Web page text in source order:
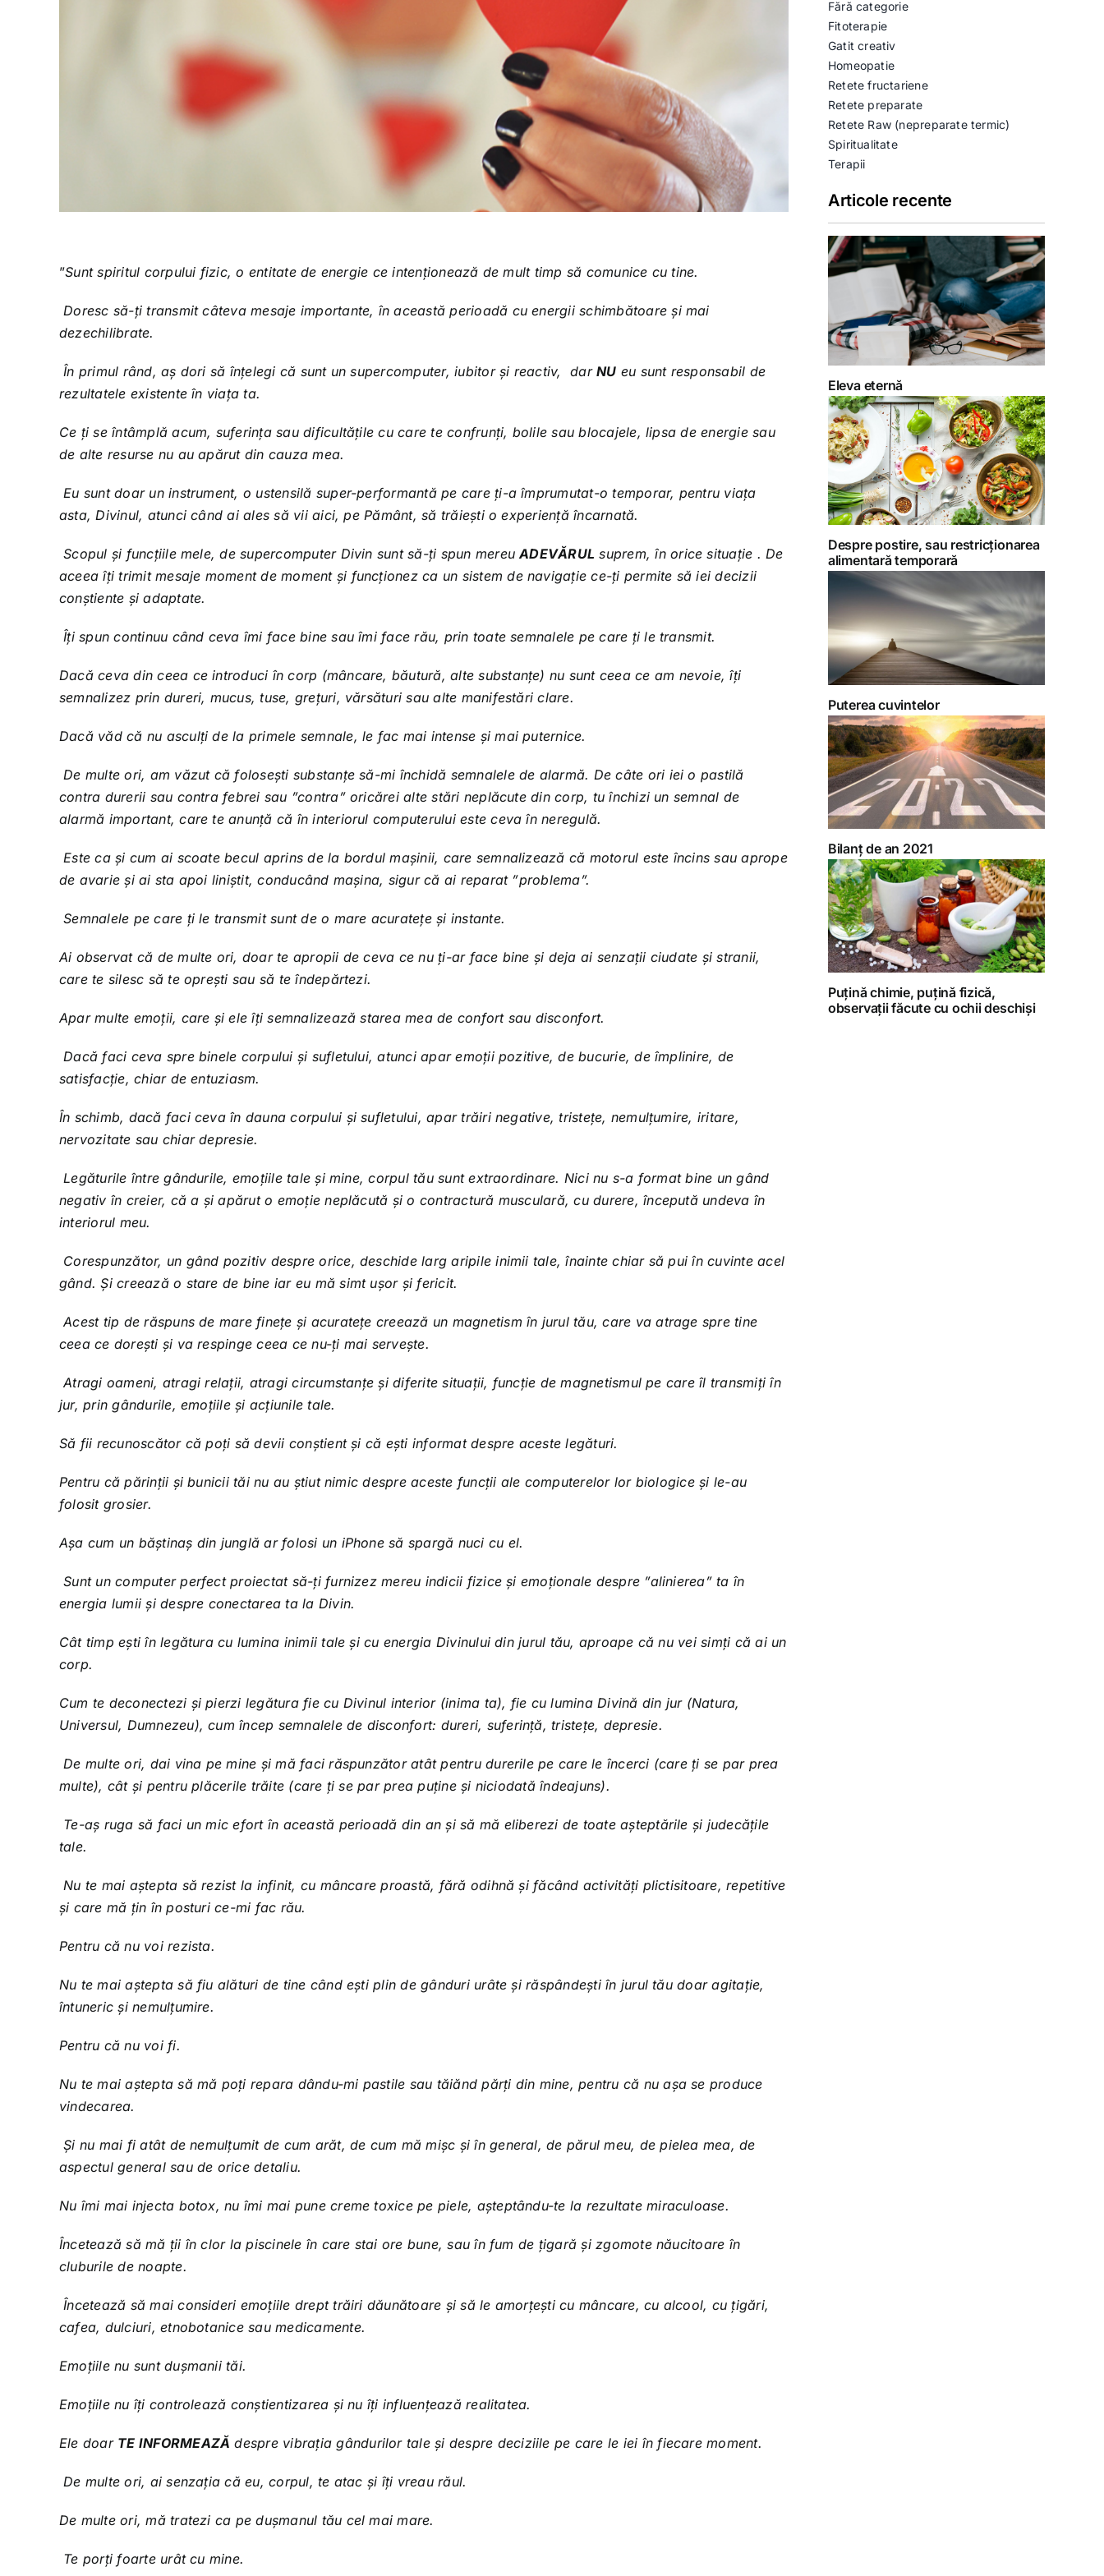
”Sunt spiritul corpului fizic, o entitate de energie ce intenționează de mult timp să comunice cu tine.
Doresc să-ți transmit câteva mesaje importante, în această perioadă cu energii schimbătoare și mai
dezechilibrate.
În primul rând, aș dori să înțelegi că sunt un supercomputer, iubitor și reactiv, darNU eu sunt responsabil de
rezultatele existente în viața ta.
Ce ți se întâmplă acum, suferința sau dificultățile cu care te confrunți, bolile sau blocajele, lipsa de energie sau
de alte resurse nu au apărut din cauza mea.
Eu sunt doar un instrument, o ustensilă super-performantă pe care ți-a împrumutat-o temporar, pentru viața
asta, Divinul, atunci când ai ales să vii aici, pe Pământ, să trăiești o experiență încarnată.
Scopul și funcțiile mele, de supercomputer Divin sunt să-ți spun mereuADEVĂRUL suprem, în orice situație . De
aceea îți trimit mesaje moment de moment și funcționez ca un sistem de navigație ce-ți permite să iei decizii
conștiente și adaptate.
Îți spun continuu când ceva îmi face bine sau îmi face rău, prin toate semnalele pe care ți le transmit.
Dacă ceva din ceea ce introduci în corp (mâncare, băutură, alte substanțe) nu sunt ceea ce am nevoie, îți
semnalizez prin dureri, mucus, tuse, grețuri, vărsături sau alte manifestări clare.
Dacă văd că nu asculți de la primele semnale, le fac mai intense și mai puternice.
De multe ori, am văzut că folosești substanțe să-mi închidă semnalele de alarmă. De câte ori iei o pastilă
contra durerii sau contra febrei sau ”contra” oricărei alte stări neplăcute din corp, tu închizi un semnal de
alarmă important, care te anunță că în interiorul computerului este ceva în neregulă.
Este ca și cum ai scoate becul aprins de la bordul mașinii, care semnalizează că motorul este încins sau aprope
de avarie și ai sta apoi liniștit, conducând mașina, sigur că ai reparat ”problema”.
Semnalele pe care ți le transmit sunt de o mare acuratețe și instante.
Ai observat că de multe ori, doar te apropii de ceva ce nu ți-ar face bine și deja ai senzații ciudate și stranii,
care te silesc să te oprești sau să te îndepărtezi.
Apar multe emoții, care și ele îți semnalizează starea mea de confort sau disconfort.
Dacă faci ceva spre binele corpului și sufletului, atunci apar emoții pozitive, de bucurie, de împlinire, de
satisfacție, chiar de entuziasm.
În schimb, dacă faci ceva în dauna corpului și sufletului, apar trăiri negative, tristețe, nemulțumire, iritare,
nervozitate sau chiar depresie.
Legăturile între gândurile, emoțiile tale și mine, corpul tău sunt extraordinare. Nici nu s-a format bine un gând
negativ în creier, că a și apărut o emoție neplăcută și o contractură musculară, cu durere, începută undeva în
interiorul meu.
Corespunzător, un gând pozitiv despre orice, deschide larg aripile inimii tale, înainte chiar să pui în cuvinte acel
gând. Și creează o stare de bine iar eu mă simt ușor și fericit.
Acest tip de răspuns de mare finețe și acuratețe creează un magnetism în jurul tău, care va atrage spre tine
ceea ce dorești și va respinge ceea ce nu-ți mai servește.
Atragi oameni, atragi relații, atragi circumstanțe și diferite situații, funcție de magnetismul pe care îl transmiți în
jur, prin gândurile, emoțiile și acțiunile tale.
Să fii recunoscător că poți să devii conștient și că ești informat despre aceste legături.
Pentru că părinții și bunicii tăi nu au știut nimic despre aceste funcții ale computerelor lor biologice și le-au
folosit grosier.
Așa cum un băștinaș din junglă ar folosi un iPhone să spargă nuci cu el.
Sunt un computer perfect proiectat să-ți furnizez mereu indicii fizice și emoționale despre ”alinierea” ta în
energia lumii și despre conectarea ta la Divin.
Cât timp ești în legătura cu lumina inimii tale și cu energia Divinului din jurul tău, aproape că nu vei simți că ai un
corp.
Cum te deconectezi și pierzi legătura fie cu Divinul interior (inima ta), fie cu lumina Divină din jur (Natura,
Universul, Dumnezeu), cum încep semnalele de disconfort: dureri, suferință, tristețe, depresie.
De multe ori, dai vina pe mine și mă faci răspunzător atât pentru durerile pe care le încerci (care ți se par prea
multe), cât și pentru plăcerile trăite (care ți se par prea puține și niciodată îndeajuns).
Te-aș ruga să faci un mic efort în această perioadă din an și să mă eliberezi de toate așteptările și judecățile
tale.
Nu te mai aștepta să rezist la infinit, cu mâncare proastă, fără odihnă și făcând activități plictisitoare, repetitive
și care mă țin în posturi ce-mi fac rău.
Pentru că nu voi rezista.
Nu te mai aștepta să fiu alături de tine când ești plin de gânduri urâte și răspândești în jurul tău doar agitație,
întuneric și nemulțumire.
Pentru că nu voi fi.
Nu te mai aștepta să mă poți repara dându-mi pastile sau tăiănd părți din mine, pentru că nu așa se produce
vindecarea.
Și nu mai fi atât de nemulțumit de cum arăt, de cum mă mișc și în general, de părul meu, de pielea mea, de
aspectul general sau de orice detaliu.
Nu îmi mai injecta botox, nu îmi mai pune creme toxice pe piele, așteptându-te la rezultate miraculoase.
Încetează să mă ții în clor la piscinele în care stai ore bune, sau în fum de țigară și zgomote năucitoare în
cluburile de noapte.
Încetează să mai consideri emoțiile drept trăiri dăunătoare și să le amorțești cu mâncare, cu alcool, cu țigări,
cafea, dulciuri, etnobotanice sau medicamente.
Emoțiile nu sunt dușmanii tăi.
Emoțiile nu îți controlează conștientizarea și nu îți influențează realitatea.
Ele doar TE INFORMEAZĂ despre vibrația gândurilor tale și despre deciziile pe care le iei în fiecare moment.
De multe ori, ai senzația că eu, corpul, te atac și îți vreau răul.
De multe ori, mă tratezi ca pe dușmanul tău cel mai mare.
Te porți foarte urât cu mine.
Fără categorie
Fitoterapie
Gatit creativ
Homeopatie
Retete fructariene
Retete preparate
Retete Raw (nepreparate termic)
Spiritualitate
Terapii
Articole recente
Eleva eternă
Despre postire, sau restricționarea
alimentară temporară
Puterea cuvintelor
Bilanț de an 2021
Puțină chimie, puțină fizică,
observații făcute cu ochii deschiși